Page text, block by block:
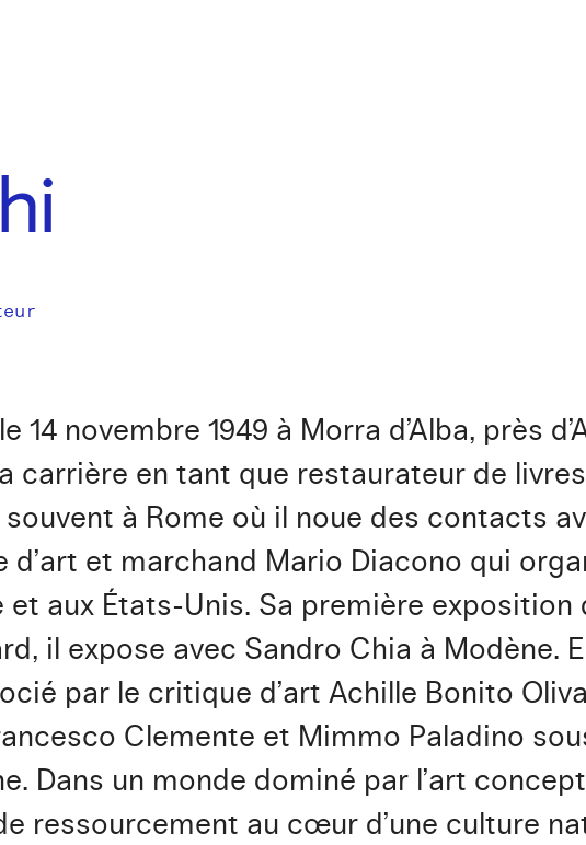
14 novembre 1949 à Morra d’Alba, près
carrière en tant que restaurateur de
à Rome où il noue des contacts
et marchand Mario Diacono qui
aux États-Unis. Sa première exposition
il expose avec Sandro Chia à Modène.
par le critique d’art Achille Bonito
Clemente et Mimmo Paladino
Dans un monde dominé par l’art
ressourcement au cœur d’une culture